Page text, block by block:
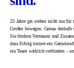
25 Jahre gts stehen nicht nur für
Großes bewegen. Genau
Sie fördern Vertrauen und
dass Erfolg immer ein
ein Team wirklich verbinden –